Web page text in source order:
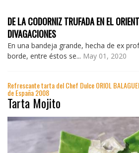
DE LA CODORNIZ TRUFADA EN EL
DIVAGACIONES
En una bandeja grande, hecha de ex
borde, entre éstos se... May 01, 2020
Refrescante tarta del Chef Dulce ORIOL
de España 2008
Tarta Mojito